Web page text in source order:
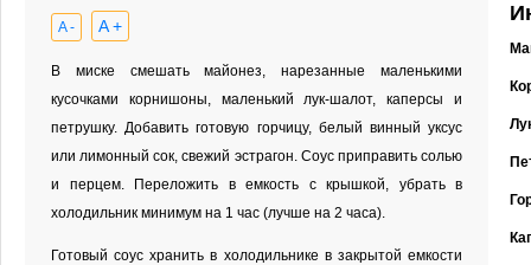
A - A +
В миске смешать майонез, нарезанные маленькими
кусочками корнишоны, маленький лук-шалот, каперсы и
петрушку. Добавить готовую горчицу, белый винный уксус
или лимонный сок, свежий эстрагон. Соус приправить солью
и перцем. Переложить в емкость с крышкой, убрать в
холодильник минимум на 1 час (лучше на 2 часа).
Готовый соус хранить в холодильнике в закрытой емкости